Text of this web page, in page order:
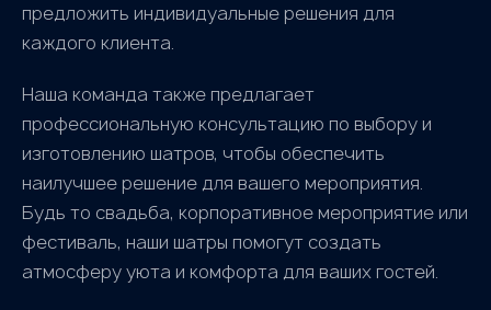
предложить индивидуальные решения для
каждого клиента.
Наша команда также предлагает
профессиональную консультацию по выбору и
изготовлению шатров, чтобы обеспечить
наилучшее решение для вашего мероприятия.
Будь то свадьба, корпоративное мероприятие или
фестиваль, наши шатры помогут создать
атмосферу уюта и комфорта для ваших гостей.